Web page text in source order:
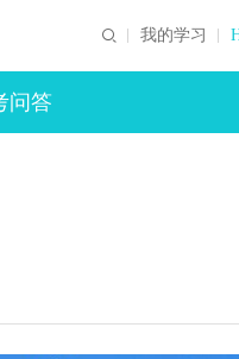
我的学习
问答